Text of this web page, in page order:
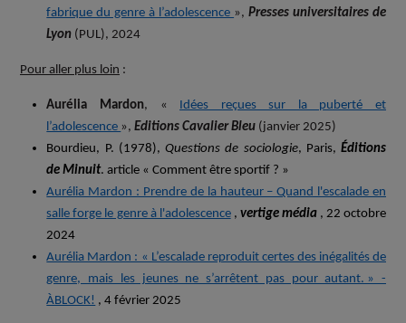
fabrique du genre à l’adolescence »,Presses universitaires de
Lyon (PUL), 2024
Pour aller plus loin :
Aurélia Mardon, « Idées reçues sur la puberté et
l’adolescence »,Editions Cavalier Bleu (janvier 2025)
Bourdieu, P. (1978),Questions de sociologie, Paris,Éditions
de Minuit.article « Comment être sportif ? »
Aurélia Mardon : Prendre de la hauteur – Quand l'escalade en
salle forge le genre à l'adolescence, vertige média , 22 octobre
2024
Aurélia Mardon : « L’escalade reproduit certes des inégalités de
genre, mais les jeunes ne s’arrêtent pas pour autant. » -
ÀBLOCK! , 4 février 2025